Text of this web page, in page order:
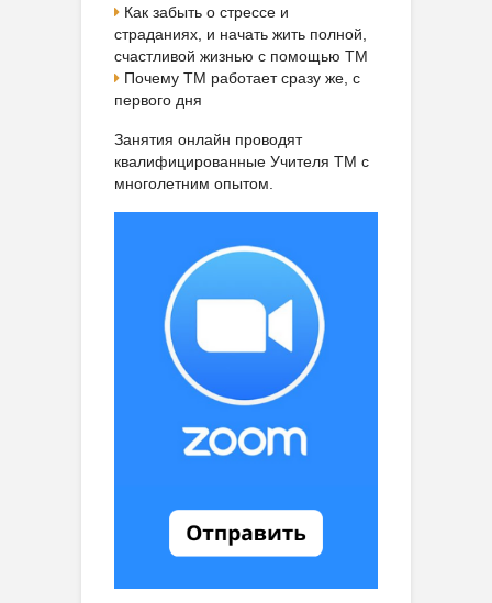
Как забыть о стрессе и
страданиях, и начать жить полной,
счастливой жизнью с помощью ТМ
Почему ТМ работает сразу же, с
первого дня
Занятия онлайн проводят
квалифицированные Учителя ТМ с
многолетним опытом.